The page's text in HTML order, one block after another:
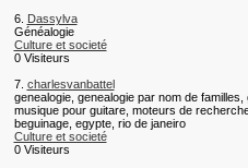
6. Dassylva
Généalogie
Culture et societé
0 Visiteurs
7. charlesvanbattel
genealogie, genealogie par nom de
musique pour guitare, moteurs de
beguinage, egypte, rio de janeiro
Culture et societé
0 Visiteurs